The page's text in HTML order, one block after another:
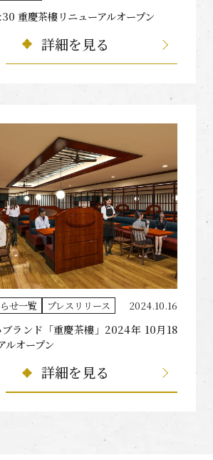
重慶茶樓リニューアルオープン
詳細を見る
せ一覧 プレスリリース 2024.10.16
ランド「重慶茶樓」2024年 10月18
ルオープン
詳細を見る